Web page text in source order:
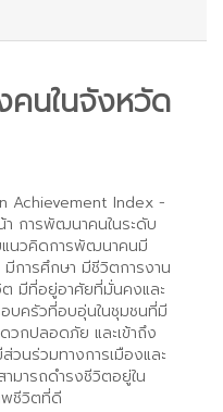
คนในจังหวัด
Achievement Index -
า การพัฒนาคนในระดับ
แนวคิดการพัฒนาคนมี
การศึกษา มีชีวิตการงาน
มีที่อยู่อาศัยที่มั่นคงและ
บครัวที่อบอุ่นในชุมชนที่มี
กปลอดภัย และเข้าถึง
นร่วมทางการเมืองและ
มารถดำรงชีวิตอยู่ใน
ชีวิตที่ดี